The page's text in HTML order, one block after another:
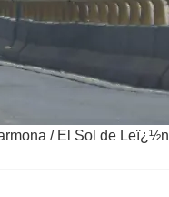
/ El Sol de Leï¿½n